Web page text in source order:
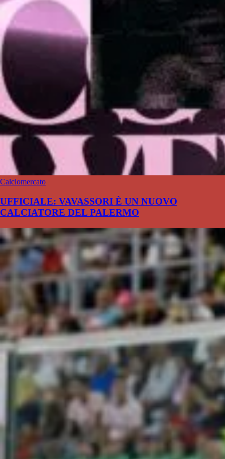
Calciomercato
UFFICIALE: VAVASSORI È UN NUOVO
CALCIATORE DEL PALERMO